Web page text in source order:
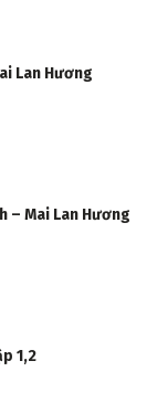
Lan Hương
– Mai Lan Hương
1,2